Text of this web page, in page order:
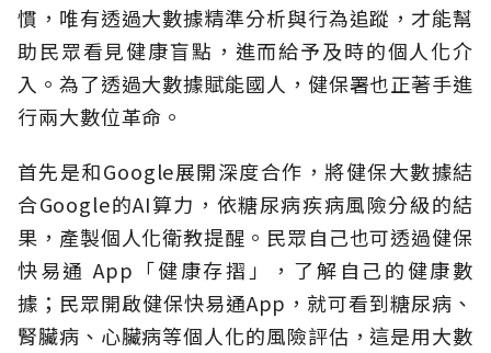
慣，唯有透過大數據精準分析與行為追蹤，才能幫
助民眾看見健康盲點，進而給予及時的個人化介
入。為了透過大數據賦能國人，健保署也正著手進
行兩大數位革命。
首先是和Google展開深度合作，將健保大數據結
合Google的AI算力，依糖尿病疾病風險分級的結
果，產製個人化衛教提醒。民眾自己也可透過健保
快易通 App「健康存摺」，了解自己的健康數
據；民眾開啟健保快易通App，就可看到糖尿病、
腎臟病、心臟病等個人化的風險評估，這是用大數